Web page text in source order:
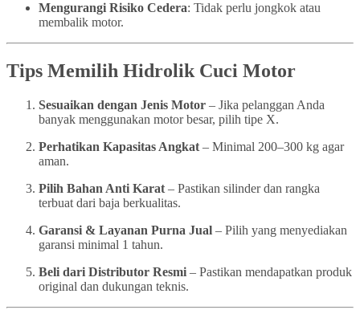
Mengurangi Risiko Cedera: Tidak perlu jongkok atau
membalik motor.
Tips Memilih Hidrolik Cuci Motor
Sesuaikan dengan Jenis Motor – Jika pelanggan Anda
banyak menggunakan motor besar, pilih tipe X.
Perhatikan Kapasitas Angkat – Minimal 200–300 kg agar
aman.
Pilih Bahan Anti Karat – Pastikan silinder dan rangka
terbuat dari baja berkualitas.
Garansi & Layanan Purna Jual – Pilih yang menyediakan
garansi minimal 1 tahun.
Beli dari Distributor Resmi – Pastikan mendapatkan produk
original dan dukungan teknis.